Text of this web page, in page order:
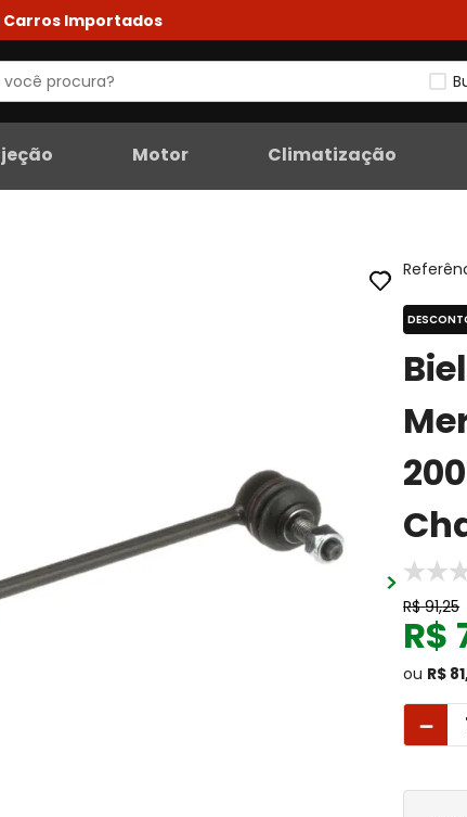
Carros Importados
Motor Climatização
R$ 91,25
R$
ou R$
－